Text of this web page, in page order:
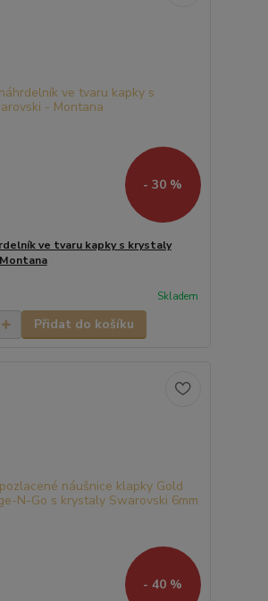
- 30 %
ve tvaru kapky s krystaly
Skladem
Přidat do košíku
- 40 %